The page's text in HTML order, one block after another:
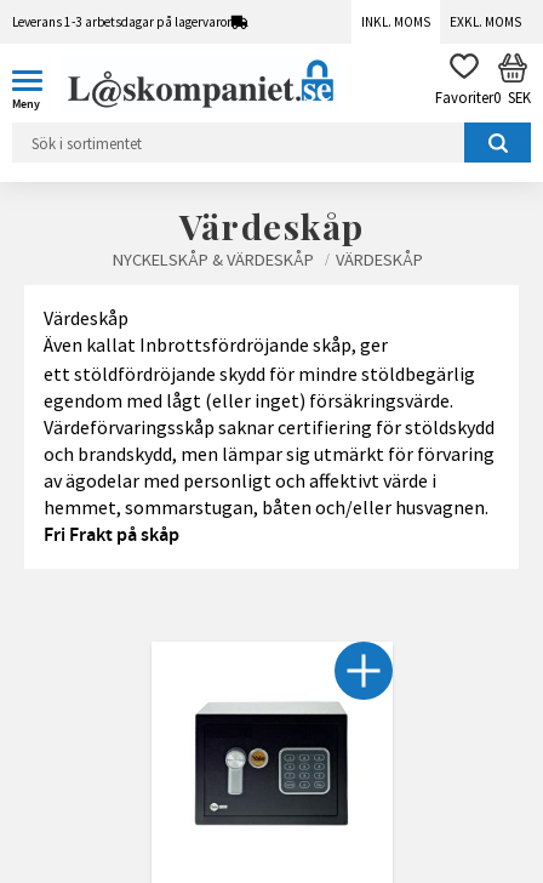
Leverans 1-3 arbetsdagar på lagervaror INKL. MOMS EXKL. MOMS
FAVORITER
0 SEK
Värdeskåp
NYCKELSKÅP & VÄRDESKÅP VÄRDESKÅP
Värdeskåp
Även kallat Inbrottsfördröjande skåp, ger
ett stöldfördröjande skydd för mindre stöldbegärlig
egendom med lågt (eller inget) försäkringsvärde.
Värdeförvaringsskåp saknar certifiering för stöldskydd
och brandskydd, men lämpar sig utmärkt för förvaring
av ägodelar med personligt och affektivt värde i
hemmet, sommarstugan, båten och/eller husvagnen.
Fri Frakt på skåp